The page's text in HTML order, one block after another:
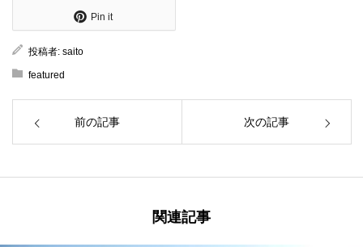
Pin it
投稿者: saito
featured
前の記事 次の記事
関連記事